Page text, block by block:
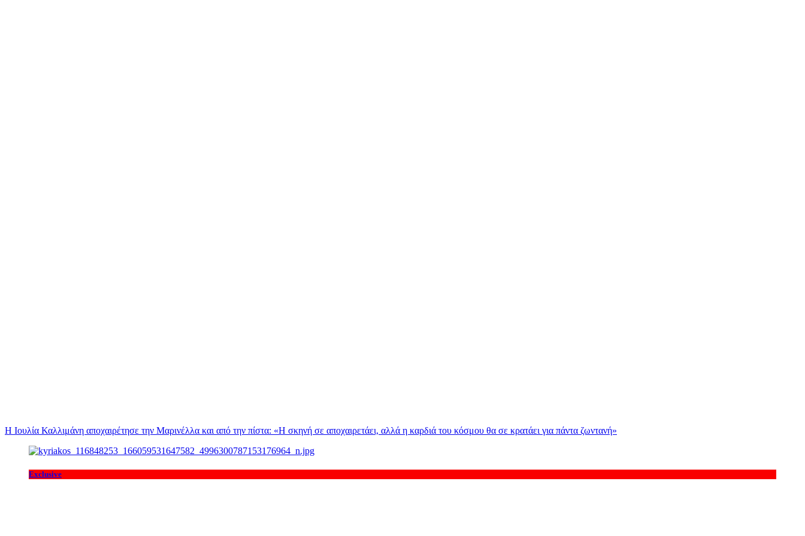
Η Ιουλία Καλλιμάνη αποχαιρέτησε την Μαρινέλλα και από την πίστα: «H σκηνή σε αποχαιρετάει, αλλά η καρδιά του κόσμου θα σε κρατάει για πάντα ζωντανή»
Exclusive